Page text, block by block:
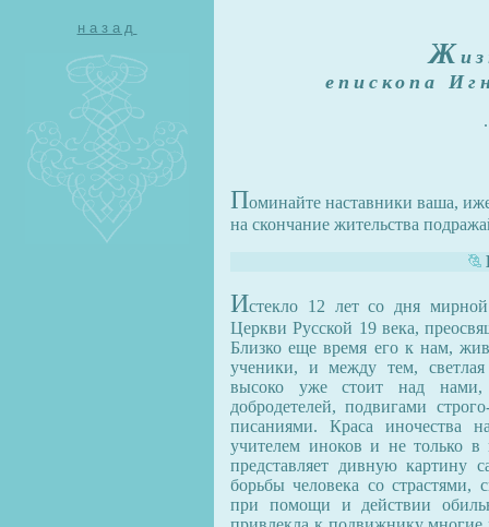
назад
Ж
епископа
Поминайте наставники ваша,
на скончание жительства
Истекло 12 лет со дня мирной
Церкви Русской 19 века,
Близко еще время его к нам,
ученики, и между тем, светлая
высоко уже стоит над нами,
добродетелей, подвигами
писаниями. Краса иночества
учителем иноков и не только
представляет дивную картину
борьбы человека со страстями,
при помощи и действии